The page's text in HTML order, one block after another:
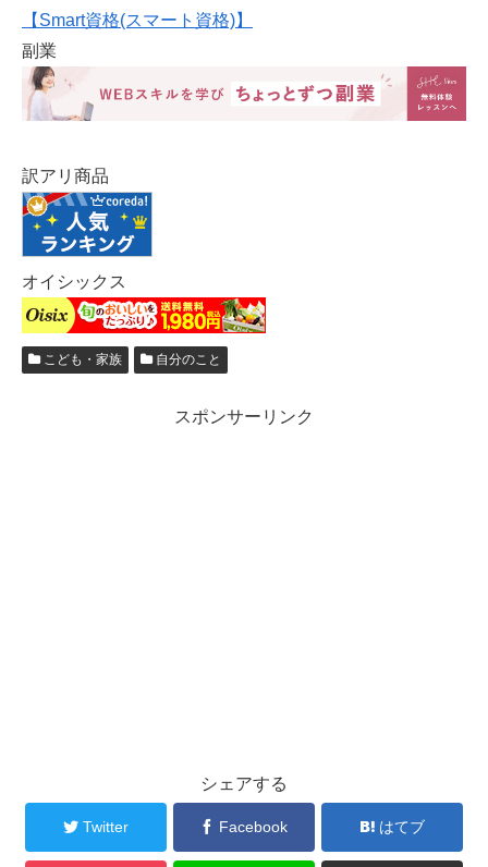
【Smart資格(スマート資格)】
副業
訳アリ商品
オイシックス
こども・家族 自分のこと
スポンサーリンク
シェアする
Twitter Facebook はてブ